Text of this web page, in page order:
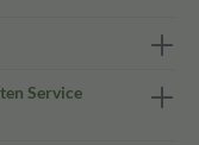
Service